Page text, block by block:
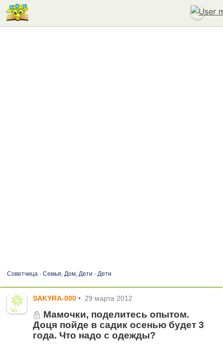
Советчица- Семья, Дом, Дети - Дети
SAKYRA-000 • 29 марта 2012
Мамочки, поделитесь опытом.
Доця пойде в садик осенью будет 3
года. Что надо с одежды?